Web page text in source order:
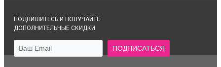
ПОДПИШИТЕСЬ И ПОЛУЧАЙТЕ
ДОПОЛНИТЕЛЬНЫЕ СКИДКИ